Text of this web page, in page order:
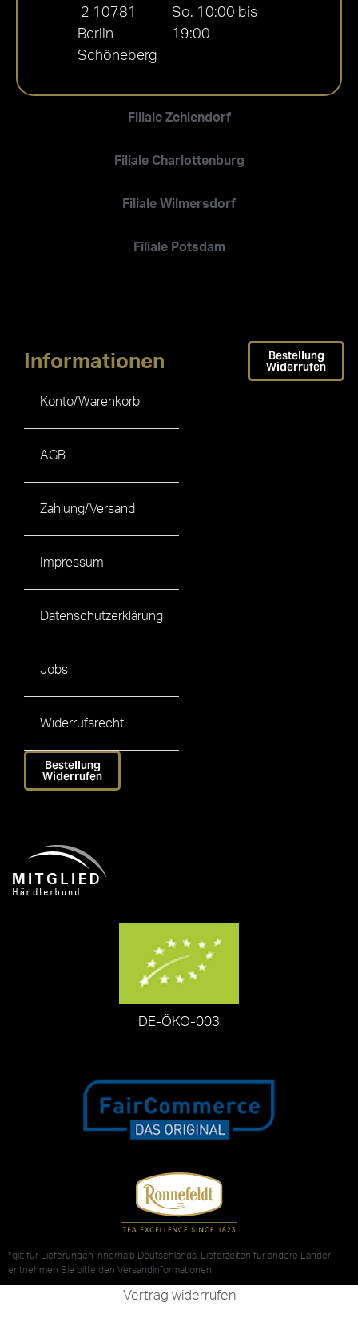
Filiale Zehlendorf
Filiale Charlottenburg
Filiale Wilmersdorf
Filiale Potsdam
2 10781
Berlin
Schöneberg
So. 10:00 bis
19:00
Informationen
Konto/Warenkorb
AGB
Zahlung/Versand
Impressum
Datenschutzerklärung
Jobs
Widerrufsrecht
Bestellung
Widerrufen
Bestellung
Widerrufen
DE-ÖKO-003
*gilt für Lieferungen innerhalb Deutschlands, Lieferzeiten für andere Länder
entnehmen Sie bitte den Versandinformationen
Vertrag widerrufen